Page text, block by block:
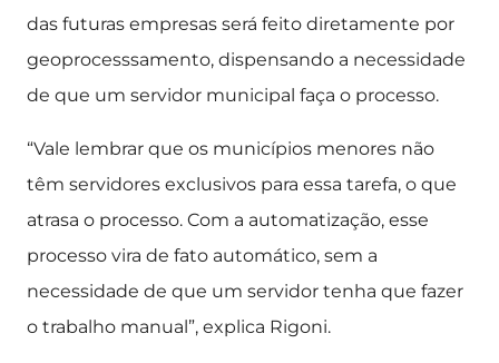
das futuras empresas será feito diretamente por
geoprocesssamento, dispensando a necessidade
de que um servidor municipal faça o processo.
“Vale lembrar que os municípios menores não
têm servidores exclusivos para essa tarefa, o que
atrasa o processo. Com a automatização, esse
processo vira de fato automático, sem a
necessidade de que um servidor tenha que fazer
o trabalho manual”, explica Rigoni.